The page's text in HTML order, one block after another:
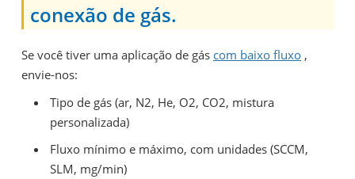
conexão de gás.
Se você tiver uma aplicação de gás com baixo fluxo ,
envie-nos:
Tipo de gás (ar, N2, He, O2, CO2, mistura
personalizada)
Fluxo mínimo e máximo, com unidades (SCCM,
SLM, mg/min)